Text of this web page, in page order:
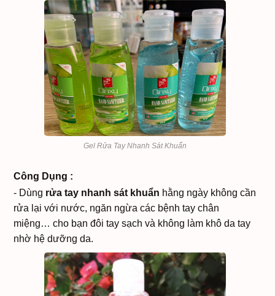
Gel Rửa Tay Nhanh Sát Khuẩn
Công Dụng :
- Dùng rửa tay nhanh sát khuẩn hằng ngày không cần
rửa lại với nước, ngăn ngừa các bệnh tay chân
miệng… cho bạn đôi tay sạch và không làm khô da tay
nhờ hệ dưỡng da.